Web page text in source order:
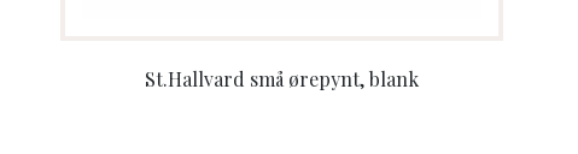
St.Hallvard små ørepynt, blank